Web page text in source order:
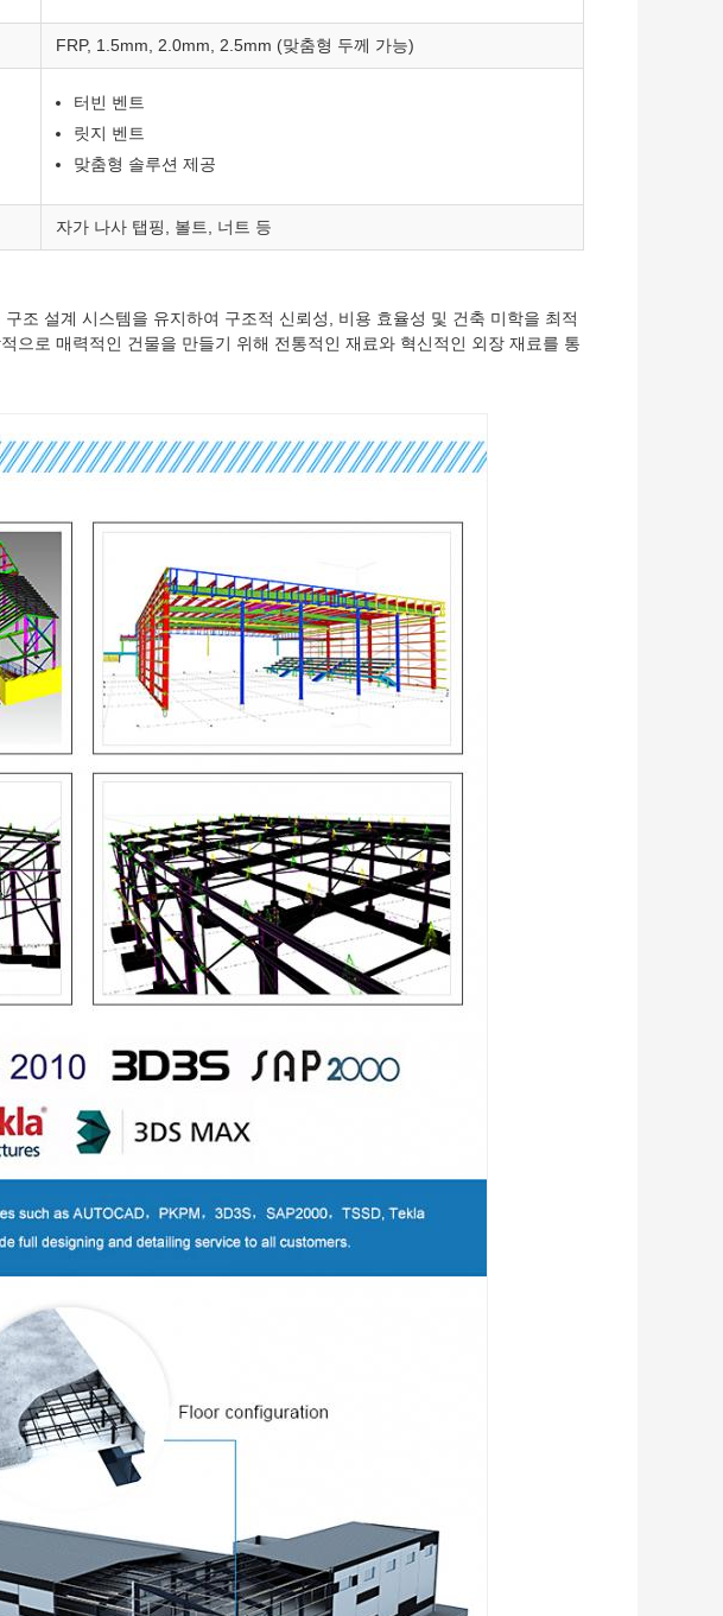
FRP, 1.5mm, 2.0mm, 2.5mm (맞춤형 두께 가능)
터빈 벤트
릿지 벤트
맞춤형 솔루션 제공
자가 나사 탭핑, 볼트, 너트 등
조 설계 시스템을 유지하여 구조적 신뢰성, 비용 효율성 및 건축 미학을 최적
으로 매력적인 건물을 만들기 위해 전통적인 재료와 혁신적인 외장 재료를 통